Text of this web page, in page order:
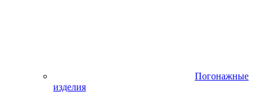
Погонажные
изделия